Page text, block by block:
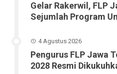
Gelar Rakerwil, FLP
Sejumlah Program
4 Agustus 2026
Pengurus FLP Jawa
2028 Resmi